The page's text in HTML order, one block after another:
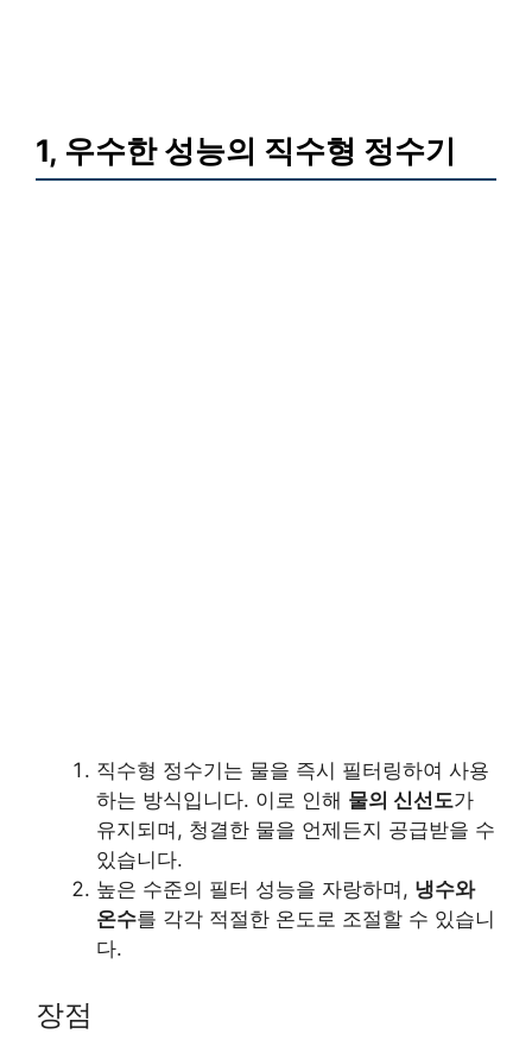
1, 우수한 성능의 직수형 정수기
직수형 정수기는 물을 즉시 필터링하여 사용
하는 방식입니다. 이로 인해 물의 신선도가
유지되며, 청결한 물을 언제든지 공급받을 수
있습니다.
높은 수준의 필터 성능을 자랑하며, 냉수와
온수를 각각 적절한 온도로 조절할 수 있습니
다.
장점